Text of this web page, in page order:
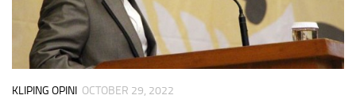
KLIPING OPINI OCTOBER 29, 2022